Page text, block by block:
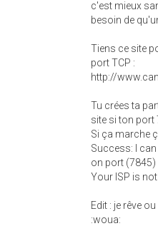
c'est mieux
besoin de
Tiens ce site
port TCP :
http://
Tu crées ta
site si ton port
Si ça marche
Success: I
on port (7845)
Your ISP is
Edit : je rêve
:woua: